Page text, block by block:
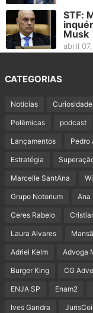
STF:
Musk
abril
CATEGORIAS
Notícias
Polêmicas podcast
Lançamentos Pedro
Estratégia
Marcelle SantAna
Grupo Notorium Ana
Ceres Rabelo
Laura Alvares
Adriel Kelm Advoga
Burger King CG
ENJA SP Enam2
Ives Gandra